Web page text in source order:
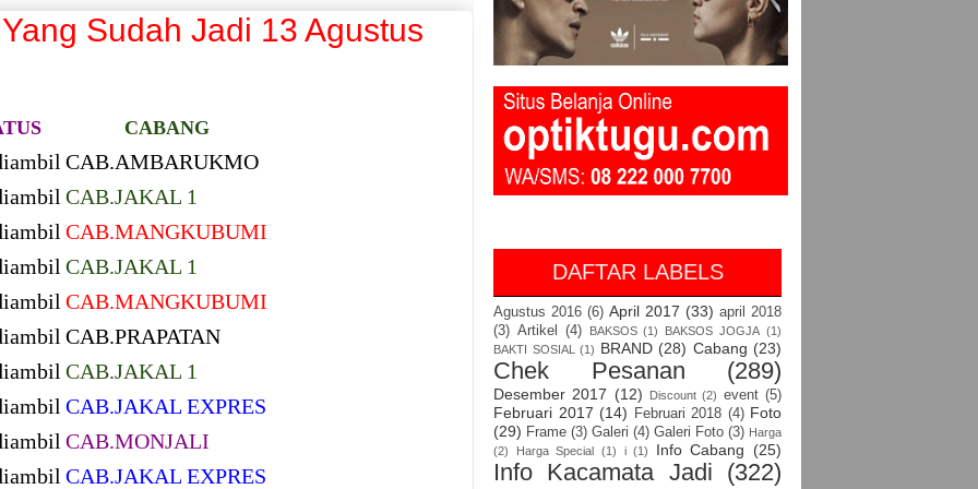
Sudah Jadi 13 Agustus
CABANG
CAB.AMBARUKMO
CAB.JAKAL 1
CAB.MANGKUBUMI
CAB.JAKAL 1
CAB.MANGKUBUMI
CAB.PRAPATAN
CAB.JAKAL 1
CAB.JAKAL EXPRES
CAB.MONJALI
CAB.JAKAL EXPRES
DAFTAR LABELS
Agustus 2016 (6) April 2017 (33) april 2018
(3) Artikel (4) BAKSOS (1) BAKSOS JOGJA (1)
BAKTI SOSIAL
(1) BRAND (28) Cabang (23)
Chek Pesanan (289)
Desember 2017 (12) Discount (2) event (5)
Februari 2017 (14) Februari 2018 (4) Foto
(29) Frame (3) Galeri (4) Galeri Foto (3) Harga
(2)
Harga Special (1) i (1) Info Cabang (25)
Info Kacamata Jadi (322)